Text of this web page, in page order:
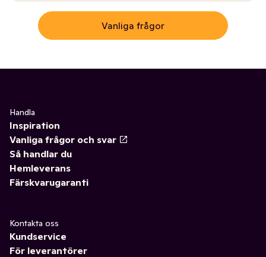
Vanliga frågor
Handla
Inspiration
Vanliga frågor och svar
Så handlar du
Hemleverans
Färskvarugaranti
Kontakta oss
Kundservice
För leverantörer